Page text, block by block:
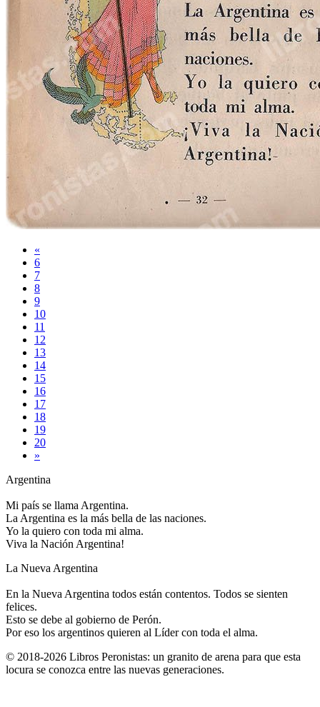
«
6
7
8
9
10
11
12
13
14
15
16
17
18
19
20
»
Argentina
Mi país se llama Argentina.
La Argentina es la más bella de las naciones.
Yo la quiero con toda mi alma.
Viva la Nación Argentina!
La Nueva Argentina
En la Nueva Argentina todos están contentos. Todos se sienten
felices.
Esto se debe al gobierno de Perón.
Por eso los argentinos quieren al Líder con toda el alma.
© 2018-2026 Libros Peronistas: un granito de arena para que esta
locura se conozca entre las nuevas generaciones.